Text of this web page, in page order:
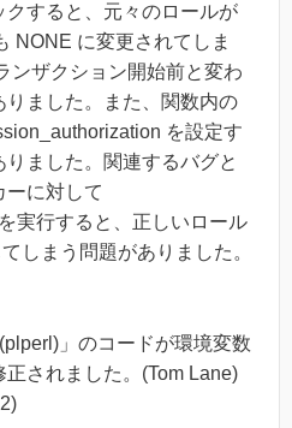
クすると、元々のロールが
NONE に変更されてしま
ンザクション開始前と変わ
りました。また、関数内の
を設定す
ました。関連するバグと
ーに対して
実行すると、正しいロール
しまう問題がありました。
」のコードが環境変数
されました。(Tom Lane)